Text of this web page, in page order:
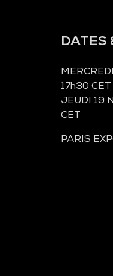
DATES
17h30 CET
JEUDI 19
CET
PARIS